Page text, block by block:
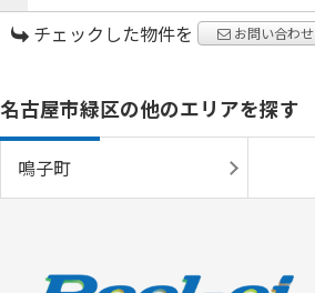
チェックした物件を お問い合わせ
名古屋市緑区の他のエリアを探す
鳴子町